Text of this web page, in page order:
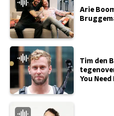
Arie
Tim den
You